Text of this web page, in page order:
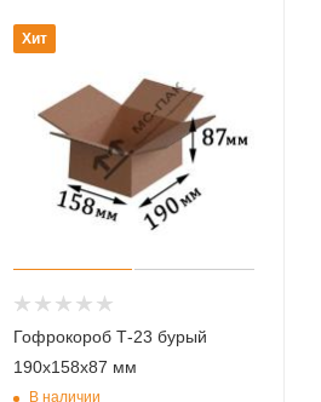
Хит
Гофрокороб Т-23 бурый
190х158х87 мм
В наличии